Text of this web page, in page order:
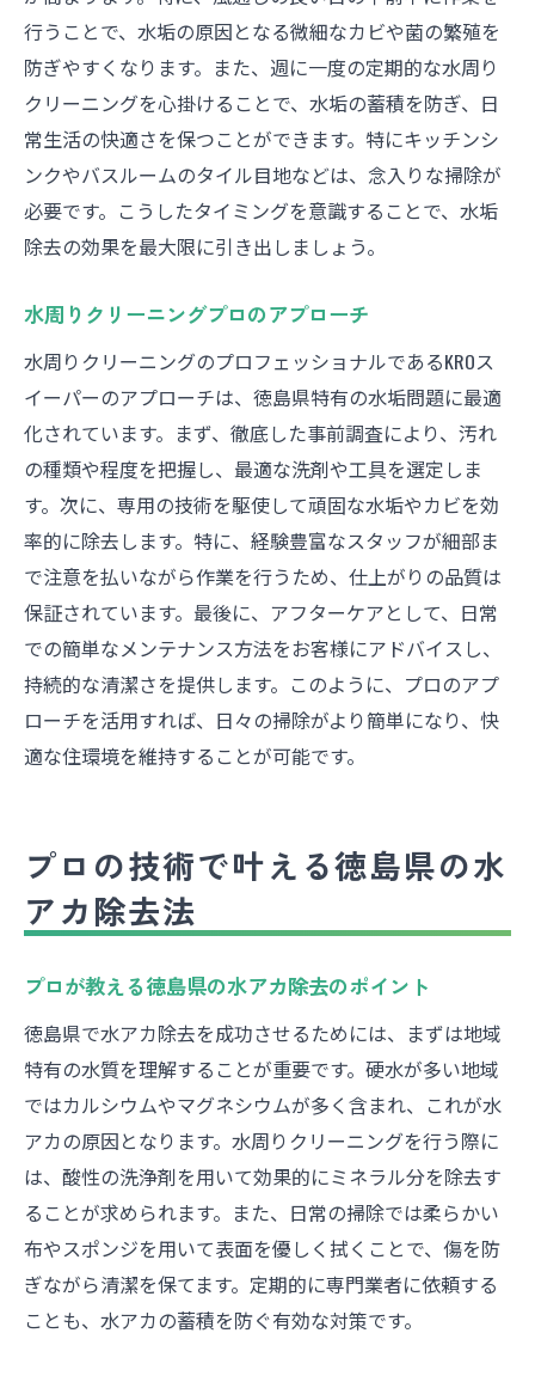
効率的に水垢を除去するためのスケジュー
ル
クリーニングを楽しくするアイディア
実用的で手軽なクリーニングアイテムの紹
介
専門家が語る徳島県の水アカ除去成功の秘訣
専門家が推奨する水アカ除去ステップ
水アカ除去の成功例とその背景
プロのアドバイスで失敗しない方法
水周りの状態を見極める専門家の視点
成功を導くための水アカ除去の心得
行うことで、水垢の原因となる微細なカビや菌の繁殖を
防ぎやすくなります。また、週に一度の定期的な水周り
クリーニングを心掛けることで、水垢の蓄積を防ぎ、日
常生活の快適さを保つことができます。特にキッチンシ
ンクやバスルームのタイル目地などは、念入りな掃除が
必要です。こうしたタイミングを意識することで、水垢
除去の効果を最大限に引き出しましょう。
水周りクリーニングプロのアプローチ
水周りクリーニングのプロフェッショナルであるKROス
イーパーのアプローチは、徳島県特有の水垢問題に最適
化されています。まず、徹底した事前調査により、汚れ
の種類や程度を把握し、最適な洗剤や工具を選定しま
す。次に、専用の技術を駆使して頑固な水垢やカビを効
率的に除去します。特に、経験豊富なスタッフが細部ま
で注意を払いながら作業を行うため、仕上がりの品質は
保証されています。最後に、アフターケアとして、日常
での簡単なメンテナンス方法をお客様にアドバイスし、
持続的な清潔さを提供します。このように、プロのアプ
ローチを活用すれば、日々の掃除がより簡単になり、快
適な住環境を維持することが可能です。
プロの技術で叶える徳島県の水
アカ除去法
プロが教える徳島県の水アカ除去のポイント
徳島県で水アカ除去を成功させるためには、まずは地域
特有の水質を理解することが重要です。硬水が多い地域
ではカルシウムやマグネシウムが多く含まれ、これが水
アカの原因となります。水周りクリーニングを行う際に
は、酸性の洗浄剤を用いて効果的にミネラル分を除去す
ることが求められます。また、日常の掃除では柔らかい
布やスポンジを用いて表面を優しく拭くことで、傷を防
ぎながら清潔を保てます。定期的に専門業者に依頼する
ことも、水アカの蓄積を防ぐ有効な対策です。